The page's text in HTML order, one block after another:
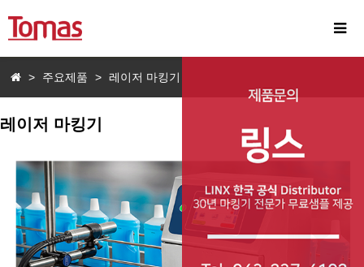
> 주요제품 > 레이저 마킹기
레이저 마킹기